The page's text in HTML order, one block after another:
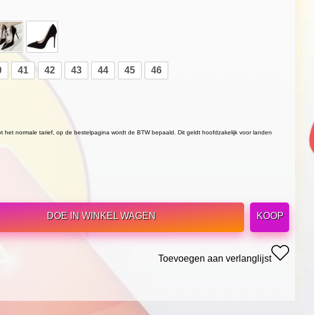
41 42 43 44 45 46
het normale tarief, op de bestelpagina wordt de BTW bepaald. Dit geldt hoofdzakelijk voor landen
DOE IN WINKEL WAGEN
KOOP
Toevoegen aan verlanglijst